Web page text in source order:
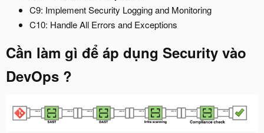
C9: Implement Security Logging and Monitoring
C10: Handle All Errors and Exceptions
Cần làm gì để áp dụng Security vào
DevOps ?